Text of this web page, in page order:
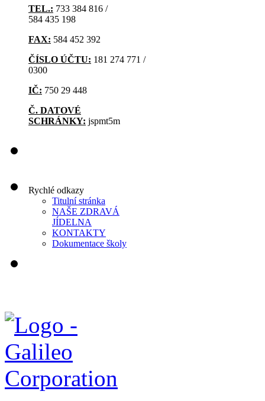
TEL.: 733 384 816 /
584 435 198
FAX: 584 452 392
ČÍSLO ÚČTU: 181 274 771 /
0300
IČ: 750 29 448
Č. DATOVÉ
SCHRÁNKY: jspmt5m
Rychlé odkazy
Titulní stránka
NAŠE ZDRAVÁ
JÍDELNA
KONTAKTY
Dokumentace školy